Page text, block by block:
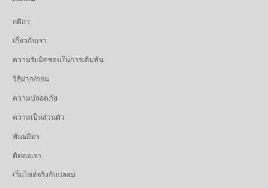
กติกา
เกี่ยวกับเรา
ความรับผิดชอบในการเดิมพัน
วิธีฝาก/ถอน
ความปลอดภัย
ความเป็นส่วนตัว
พันธมิตร
ติดต่อเรา
เว็บไซต์จริงกับปลอม